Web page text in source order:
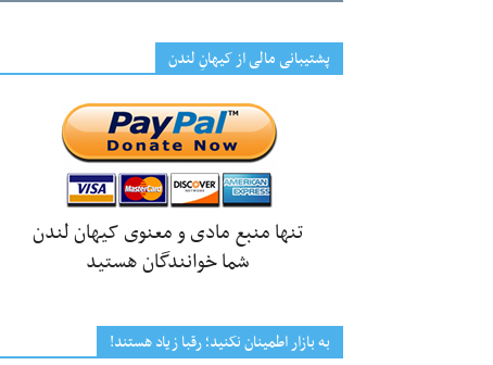
پشتیبانی مالی از کیهانِ لندن
تنها منبع مادی و معنوی کیهان لندن
شما خوانندگان هستید
به بازار اطمینان نکنید؛ رقبا زیاد هستند!